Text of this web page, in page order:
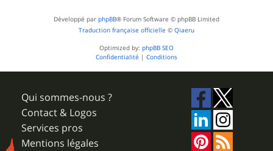
Développé par phpBB® Forum Software © phpBB Limited
Traduction française officielle © Qiaeru
Optimized by: phpBB SEO
Confidentialité | Conditions
Qui sommes-nous ?
Contact & Logos
Services pros
Mentions légales